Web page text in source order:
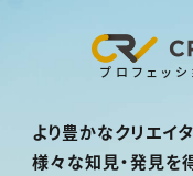
プロフェッ
より豊かなクリエイ
様々な知見・発見を